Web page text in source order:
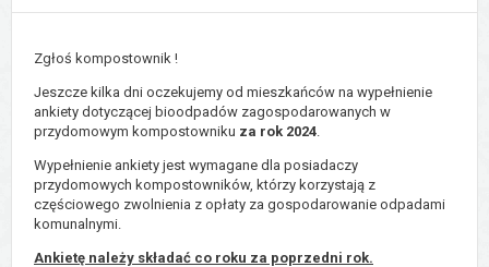
Zgłoś kompostownik !
Jeszcze kilka dni oczekujemy od mieszkańców na wypełnienie
ankiety dotyczącej bioodpadów zagospodarowanych w
przydomowym kompostowniku za rok 2024
Wypełnienie ankiety jest wymagane dla posiadaczy
przydomowych kompostowników, którzy korzystają z
częściowego zwolnienia z opłaty za gospodarowanie odpadami
komunalnymi.
Ankietę należy składać co roku za poprzedni rok.